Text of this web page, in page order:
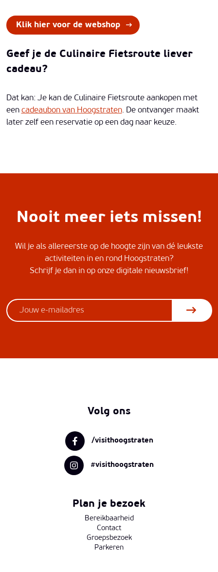
Klik hier voor de webshop
Geef je de Culinaire Fietsroute liever
cadeau?
Dat kan: Je kan de Culinaire Fietsroute aankopen met
een cadeaubon van Hoogstraten. De ontvanger maakt
later zelf een reservatie op een dag naar keuze.
Nooit meer iets missen!
Wil je als allereerste op de hoogte zijn van dé leukste
activiteiten in en rond Hoogstraten?
Schrijf je dan in op onze digitale nieuwsbrief!
Volg ons
/visithoogstraten
#visithoogstraten
Plan je bezoek
Bereikbaarheid
Contact
Groepsbezoek
Parkeren